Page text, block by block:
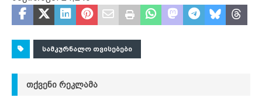
ᲡᲐᲛᲙᲣᲠᲜᲐᲚᲝ ᲗᲕᲘᲡᲔᲑᲔᲑᲘ
ᲗᲥᲕᲔᲜᲘ ᲠᲔᲙᲚᲐᲛᲐ